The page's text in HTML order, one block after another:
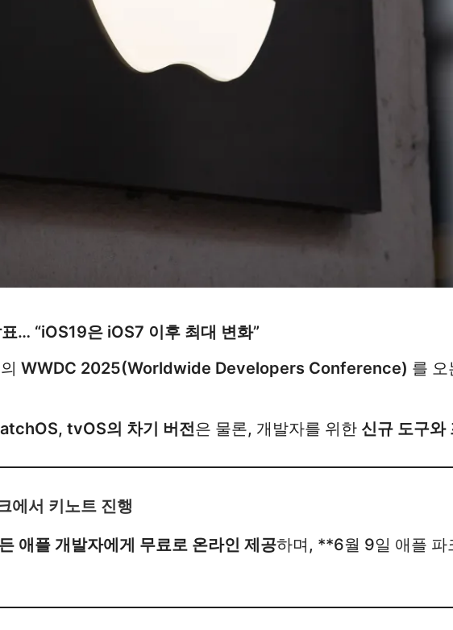
… “iOS19은 iOS7 이후 최대 변화”
WWDC 2025(Worldwide Developers Conference) 를 오
tvOS의 차기 버전은 물론, 개발자를 위한 신규 도구와
에서 키노트 진행
애플 개발자에게 무료로 온라인 제공하며, **6월 9일 애플